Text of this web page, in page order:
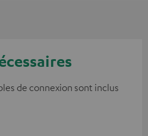
de connexion sont inclus